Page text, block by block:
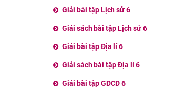
Giải bài tập Lịch sử 6
Giải sách bài tập Lịch sử 6
Giải bài tập Địa lí 6
Giải sách bài tập Địa lí 6
Giải bài tập GDCD 6